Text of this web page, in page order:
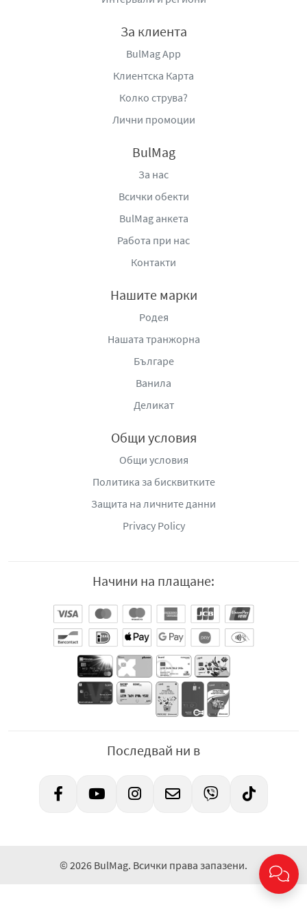
100 г, скирът Ehrmann е един от най-ефективните
нулевите мазнини и ниските въглехидрати го правят
предпочитан избор за фитнес ентусиасти, хора на
диета и всеки, търсещ засищаща, нискокалорична
Сервирайте с мед, пресни плодове и
мюсли за балансирана закуска. Използвайте като база
сметана в сосове, дипове и супи за нискокалоричен
вариант. Добавете в гладки, чийзкейкове или десерти
ядкии семена за следтренировъчна
ЕРМАН АД, Германия, Обершонег 87770
За клиента
BulMag App
Клиентска Карта
Колко струва?
Лични промоции
BulMag
За нас
Всички обекти
BulMag анкета
Работа при нас
Контакти
Нашите марки
Родея
Нашата транжорна
Българе
Ванила
Деликат
Общи условия
Общи условия
Политика за бисквитките
Защита на личните данни
Privacy Policy
Начини на плащане:
Последвай ни в
© 2026 BulMag. Всички права запазени.